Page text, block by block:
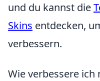
und du kannst die
Skins entdecken,
verbessern.
Wie verbessere ich